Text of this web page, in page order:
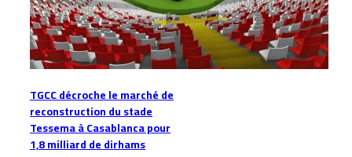
TGCC décroche le marché de
reconstruction du stade
Tessema à Casablanca pour
1,8 milliard de dirhams